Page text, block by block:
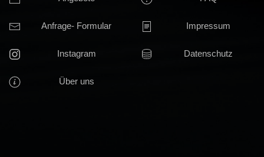
Anfrage- Formular
Instagram
Über uns
Impressum
Datenschutz